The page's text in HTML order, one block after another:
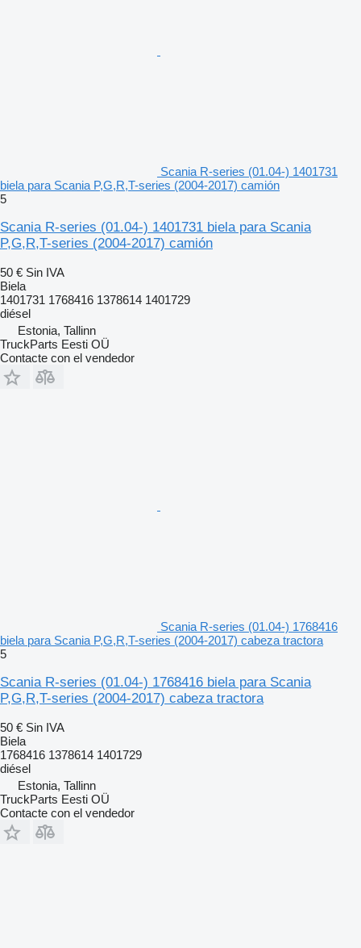
Scania R-series (01.04-) 1401731
biela para Scania P,G,R,T-series (2004-2017) camión
5
Scania R-series (01.04-) 1401731 biela para Scania
P,G,R,T-series (2004-2017) camión
50 € Sin IVA
Biela
1401731 1768416 1378614 1401729
diésel
Estonia, Tallinn
TruckParts Eesti OÜ
Contacte con el vendedor
Scania R-series (01.04-) 1768416
biela para Scania P,G,R,T-series (2004-2017) cabeza tractora
5
Scania R-series (01.04-) 1768416 biela para Scania
P,G,R,T-series (2004-2017) cabeza tractora
50 € Sin IVA
Biela
1768416 1378614 1401729
diésel
Estonia, Tallinn
TruckParts Eesti OÜ
Contacte con el vendedor